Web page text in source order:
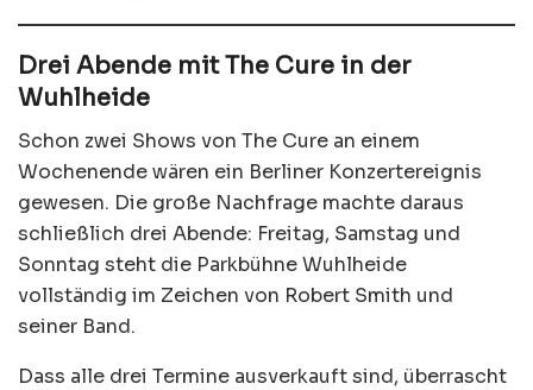
Drei Abende mit The Cure in der
Wuhlheide
Schon zwei Shows von The Cure an einem
Wochenende wären ein Berliner Konzertereignis
gewesen. Die große Nachfrage machte daraus
schließlich drei Abende: Freitag, Samstag und
Sonntag steht die Parkbühne Wuhlheide
vollständig im Zeichen von Robert Smith und
seiner Band.
Dass alle drei Termine ausverkauft sind, überrascht